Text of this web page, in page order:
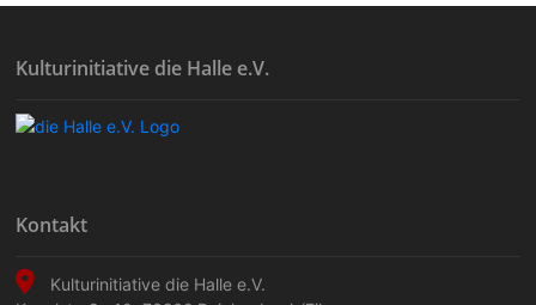
Kulturinitiative die Halle e.V.
Kontakt
Kulturinitiative die Halle e.V.